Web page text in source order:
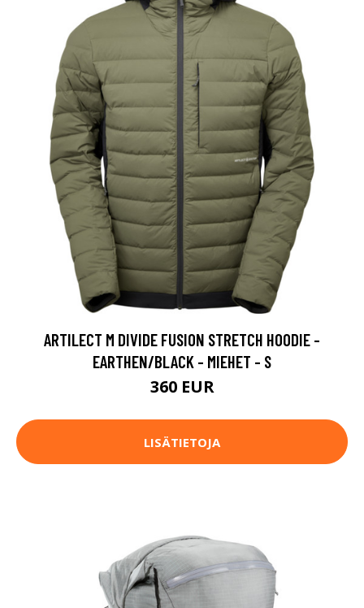
ARTILECT M DIVIDE FUSION STRETCH HOODIE -
EARTHEN/BLACK - MIEHET - S
360 EUR
LISÄTIETOJA